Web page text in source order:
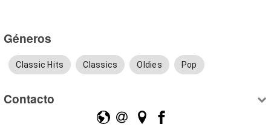
Géneros
Classic Hits Classics Oldies Pop
Contacto